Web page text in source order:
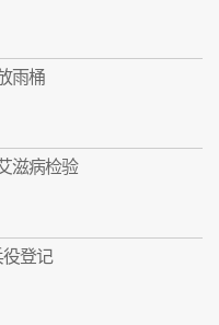
雨桶
滋病检验
役登记